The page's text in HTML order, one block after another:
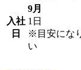
入社
日
9月
1日
※目安にな
い